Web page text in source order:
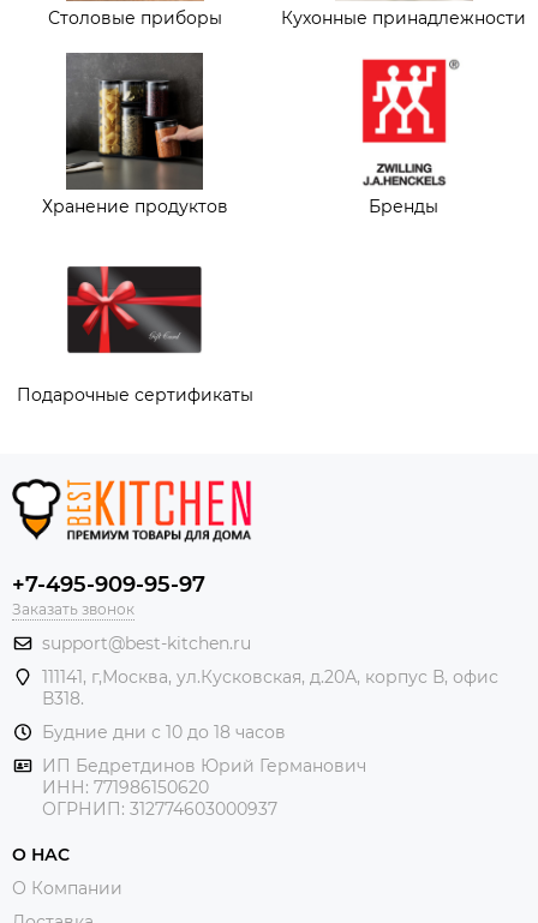
Столовые приборы Кухонные принадлежности
Хранение продуктов Бренды
Подарочные сертификаты
+7-495-909-95-97
Заказать звонок
support@best-kitchen.ru
111141, г,Москва, ул.Кусковская, д.20А, корпус В, офис
В318.
Будние дни с 10 до 18 часов
ИП Бедретдинов Юрий Германович
ИНН: 771986150620
ОГРНИП: 312774603000937
О НАС
О Компании